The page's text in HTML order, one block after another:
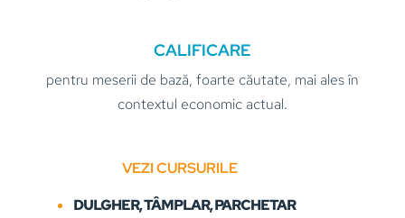
CALIFICARE
pentru meserii de bază, foarte căutate, mai ales în
contextul economic actual.
VEZI CURSURILE
DULGHER, TÂMPLAR, PARCHETAR